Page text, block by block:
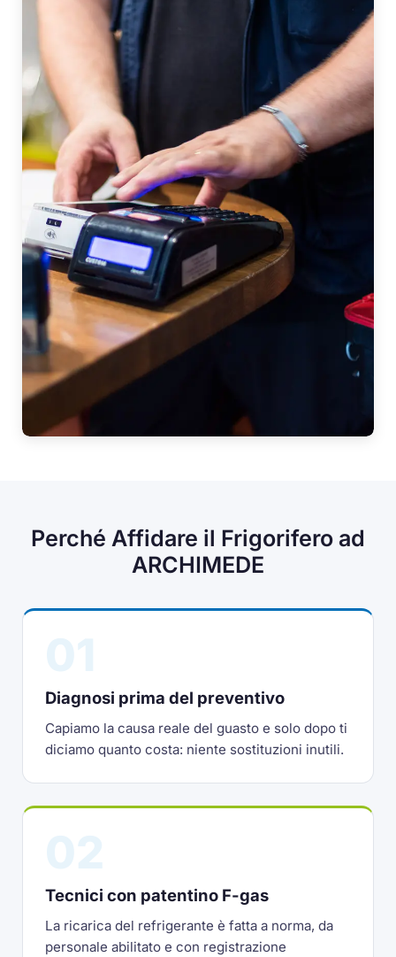
Perché Affidare il Frigorifero ad
ARCHIMEDE
Diagnosi prima del preventivo
Capiamo la causa reale del guasto e solo dopo ti
diciamo quanto costa: niente sostituzioni inutili.
Tecnici con patentino F-gas
La ricarica del refrigerante è fatta a norma, da
personale abilitato e con registrazione